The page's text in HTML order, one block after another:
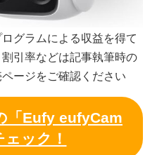
グラムによる収益を得て
引率などは記事執筆時の
ージをご確認ください
「Eufy eufyCam
ック！